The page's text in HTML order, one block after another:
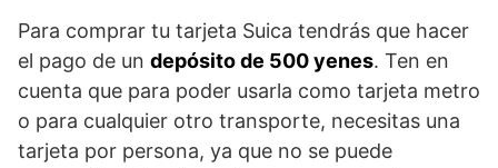
Para comprar tu tarjeta Suica tendrás que hacer
el pago de un depósito de 500 yenes. Ten en
cuenta que para poder usarla como tarjeta metro
o para cualquier otro transporte, necesitas una
tarjeta por persona, ya que no se puede